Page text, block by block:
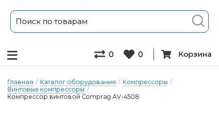
0 0 Корзина
Главная / Каталог оборудования / Компрессоры /
Винтовые компрессоры /
Компрессор винтовой Comprag AV-4508